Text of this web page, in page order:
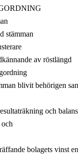
stämman
av röstlängd
blivit behörigen
och
bolagets vinst